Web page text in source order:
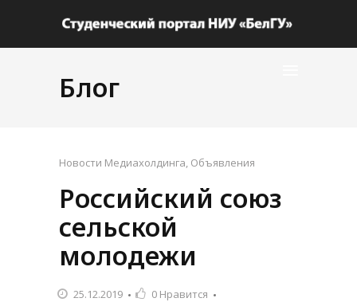
Блог
Новости Медиахолдинга, Объявления
Российский союз
сельской
молодежи
25.12.2019 0 Нравится